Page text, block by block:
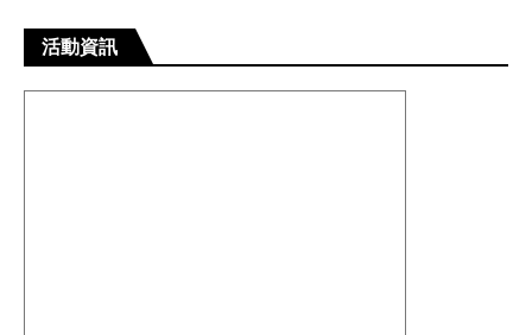
活動資訊